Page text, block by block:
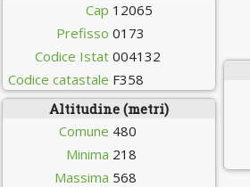
Cap 12065
Prefisso 0173
Codice Istat 004132
Codice catastale F358
Altitudine (metri)
Comune 480
Minima 218
Massima 568